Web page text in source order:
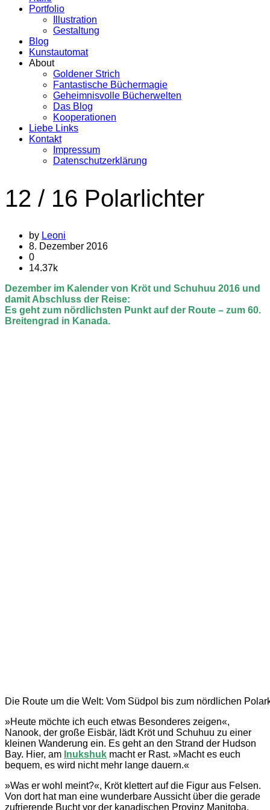
Portfolio
Illustration
Gestaltung
Blog
Kunstautomat
About
Goldener Strich
Fantastische Büchermagie
Geheimnisvolle Bücherwelten
Das Blog
Kooperationen
Liebe Links
Kontakt
Impressum
Datenschutzerklärung
12 / 16 Polarlichter
by Leoni
8. Dezember 2016
0
14.37k
Dezember im Kalender von Kröt und Schuhuu 2016 und
damit Abschluss der Reise:
Es geht zum nördlichsten Punkt auf der Route – zum 60.
Breitengrad in Kanada.
Die Route um die Welt: Vom Südpol bis zum nördlichen
»Heute möchte ich euch etwas Besonderes zeigen«,
Nanook, der große Eisbär, lädt Kröt und Schuhuu zu einer
kleinen Wanderung ein. Es geht an den Strand der Hudson
Bay. Hier, am Inukshuk macht er Rast. »Macht es euch
bequem, es wird nicht mehr lange dauern.«
»Was er wohl meint?«, Kröt klettert auf die Figur aus Felsen.
Von dort hat man eine wunderbare Aussicht über die gerade
zufrierende Bucht vor der kanadischen Provinz Manitoba.